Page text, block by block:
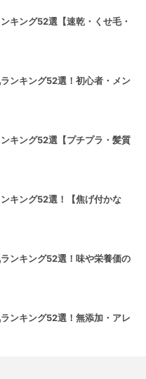
キング52選【速乾・くせ毛・
ンキング52選！初心者・メン
キング52選【プチプラ・髪質
キング52選！【焦げ付かな
ンキング52選！味や栄養価の
ンキング52選！無添加・アレ